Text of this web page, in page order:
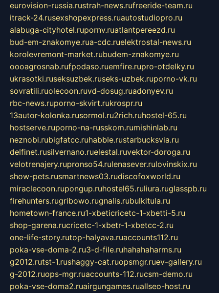
eurovision-russia.rustrah-news.rufreeride-team.ru
itrack-24.rusexshopexpress.ruautostudiopro.ru
alabuga-cityhotel.rupornv.ruatlantpereezd.ru
bud-em-znakomye.rua-cdc.ruelektrostal-news.ru
korolevremont-market.rubudem-znakomye.ru
oooagrosnab.rufpodaso.ruemfire.rupro-otdelky.ru
ukrasotki.ruseksuzbek.ruseks-uzbek.ruporno-vk.ru
sovratili.ruolecoon.ruvd-dosug.ruadonyev.ru
rbc-news.ruporno-skvirt.rukrospr.ru
13autor-kolonka.rusormol.ru2rich.ruhostel-65.ru
hostserve.ruporno-na-russkom.rumishinlab.ru
neznobi.rubigfatcc.ruhabble.rustarbucksvia.ru
delfinet.rusilvernano.ruelestal.ruvektor-doroga.ru
velotrenajery.rupronso54.rulenasever.rulovinskix.ru
show-pets.rusmartnews03.rudiscofoxworld.ru
miraclecoon.rupongup.ruhostel65.ruliura.ruglasspb.ru
firehunters.rugribowo.rugnalis.rubulkitula.ru
hometown-france.ru1-xbeticricetc-1-xbetti-5.ru
shop-garena.rucricetc-1-xbetr-1-xbetcc-2.ru
one-life-story.rutop-halyava.ruaccounts112.ru
poka-vse-doma-2.ru3-d-file.ruhahahaharms.ru
g2012.rutst-1.rushaggy-cat.ruopsmgr.ruev-gallery.ru
g-2012.ruops-mgr.ruaccounts-112.rucsm-demo.ru
poka-vse-doma2.ruairgungames.ruallseo-host.ru